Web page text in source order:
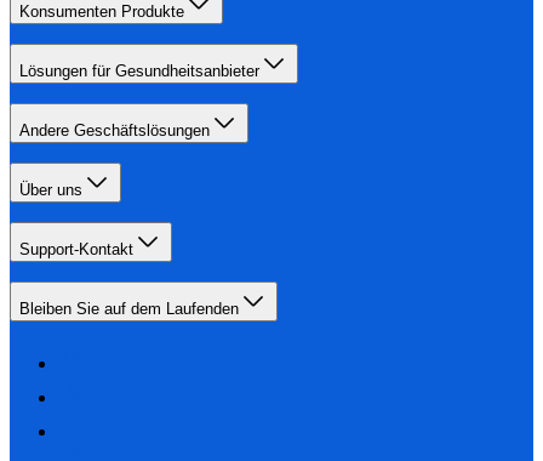
Konsumenten Produkte
Lösungen für Gesundheitsanbieter
Andere Geschäftslösungen
Über uns
Support-Kontakt
Bleiben Sie auf dem Laufenden